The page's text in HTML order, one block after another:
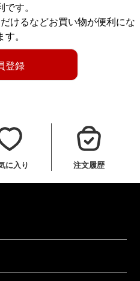
です。
けるなどお買い物が便利にな
す。
登録
に入り 注文履歴